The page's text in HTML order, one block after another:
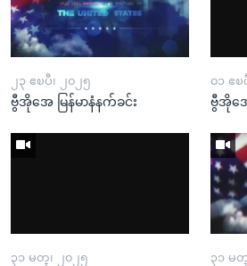
၂၃ ဧၿပီ၊ ၂၀၂၅
ဗွီအိုအေ မြန်မာနံနက်ခင်း
၀၁ ဧၿ
ဗွီအိုအေ
၃၁ မတ္၊ ၂၀၂၅ ၃၁ မ